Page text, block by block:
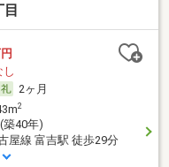
し
2ヶ月
2
築40年)
屋線 富吉駅 徒歩29分